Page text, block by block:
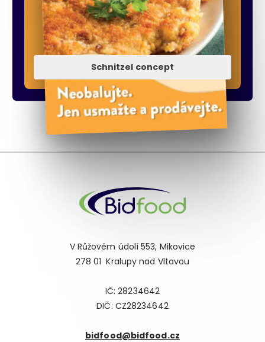
Schnitzel concept
V Růžovém údolí 553, Mikovice
278 01 Kralupy nad Vltavou
IČ: 28234642
DIČ: CZ28234642
bidfood@bidfood.cz